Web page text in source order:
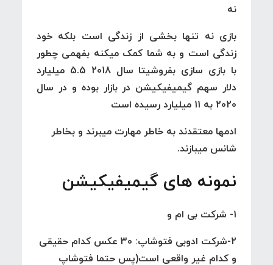
نه
بازی نه تنها بخشی از زندگی است بلکه خود
زندگی است و به شما کمک میکنه بفهمی چطور
با بازی سازی بفروشیتا سال 2018 5.5 میلیارد
دلار سهم گیمیفیکیشن در بازار بوده و در سال
2020 به 11 میلیارد رسیده است
ادمها معتقدند به خاطر مهارت میبرند و بخاطر
شانس میبازند.
نمونه های گیمیفیکیشن
1- شرکت بی ام و
2-شرکت ادوبی فتوشاپ: 30 عکس کدام حقیقی
و کدام غیر واقعی است(پس حتما فتوشاپ